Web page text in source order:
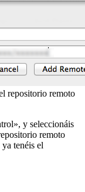
repositorio remoto
y seleccionáis
remoto
tenéis el